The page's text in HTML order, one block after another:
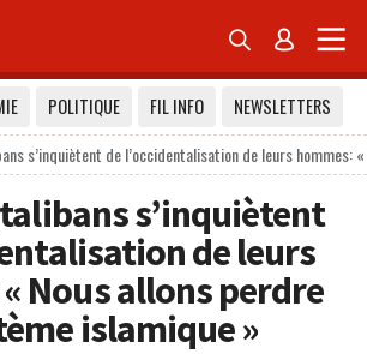
 
POLITIQUE FIL INFO
NEWSLETTERS
s’inquiètent de l’occidentalisation de leurs hommes:
s’inquiètent
de leurs
Nous allons perdre
islamique »